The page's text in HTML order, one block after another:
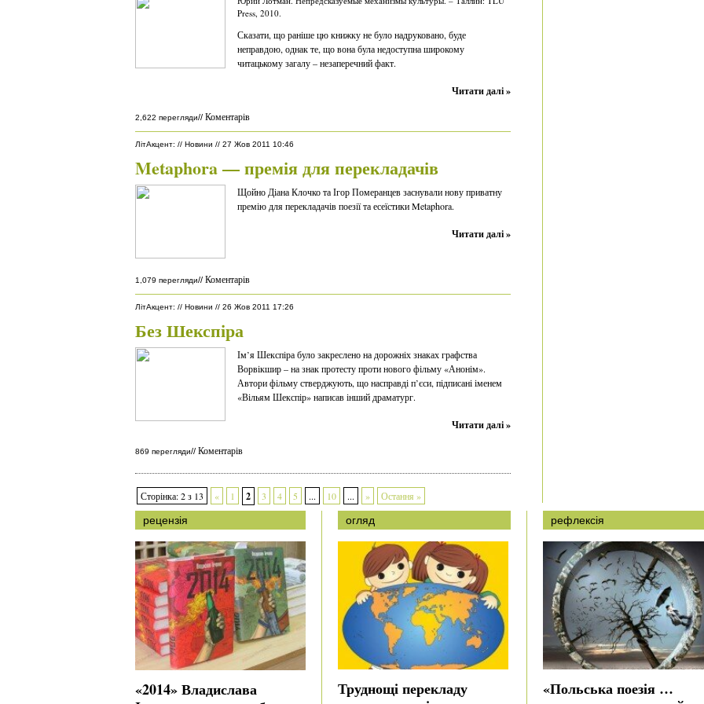
Press, 2010.
Сказати, що раніше цю книжку не було надруковано, буде
неправдою, однак те, що вона була недоступна широкому
читацькому загалу – незаперечний факт.
Читати далі »
2,622 перегляди// Коментарів
ЛітАкцент: // Новини // 27 Жов 2011 10:46
Metaphora — премія для перекладачів
Щойно Діана Клочко та Ігор Померанцев заснували нову приватну
премію для перекладачів поезії та есеїстики Metaphora.
Читати далі »
1,079 перегляди// Коментарів
ЛітАкцент: // Новини // 26 Жов 2011 17:26
Без Шекспіра
Ім’я Шекспіра було закреслено на дорожніх знаках графства
Ворвікшир – на знак протесту проти нового фільму «Анонім».
Автори фільму стверджують, що насправді п’єси, підписані іменем
«Вільям Шекспір» написав інший драматург.
Читати далі »
869 перегляди// Коментарів
Сторінка: 2 з 13 « 1 2 3 4 5 ... 10 ... » Остання »
рецензія
«2014» Владислава
огляд
Труднощі перекладу
рефлексія
«Польська поезія …